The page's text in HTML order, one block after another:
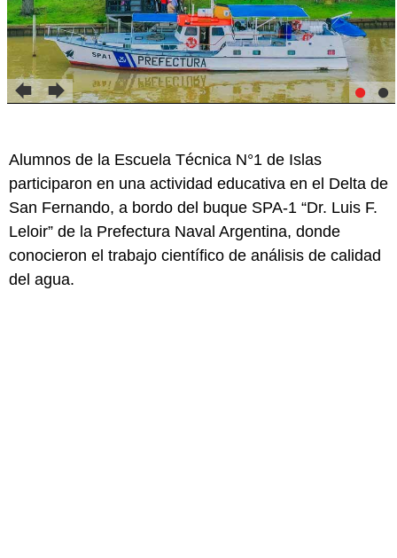
Alumnos de la Escuela Técnica N°1 de Islas
participaron en una actividad educativa en el Delta de
San Fernando, a bordo del buque SPA-1 “Dr. Luis F.
Leloir” de la Prefectura Naval Argentina, donde
conocieron el trabajo científico de análisis de calidad
del agua.